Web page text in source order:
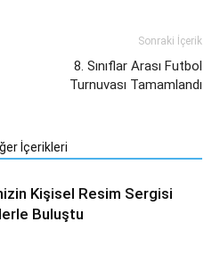
Sonraki İçerik
8. Sınıflar Arası Futbol
Turnuvası Tamamlandı
İçerikleri
Kişisel Resim Sergisi
Buluştu